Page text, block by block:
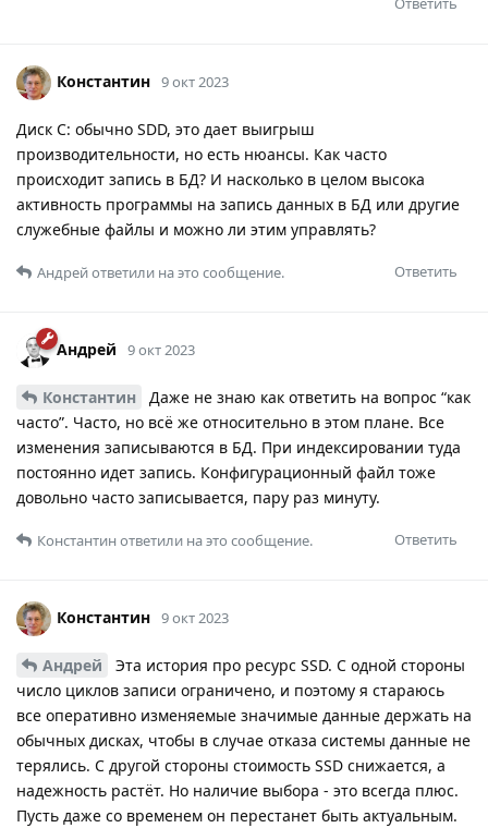
Константин 9 окт 2023
Диск С: обычно SDD, это дает выигрыш
производительности, но есть нюансы. Как часто
происходит запись в БД? И насколько в целом высока
активность программы на запись данных в БД или другие
служебные файлы и можно ли этим управлять?
Ответить
Андрейответили на это сообщение.
Андрей 9 окт 2023
Константин
Даже не знаю как ответить на вопрос “как
часто”. Часто, но всё же относительно в этом плане. Все
изменения записываются в БД. При индексировании туда
постоянно идет запись. Конфигурационный файл тоже
довольно часто записывается, пару раз минуту.
Ответить
Константинответили на это сообщение.
Константин 9 окт 2023
Андрей
Эта история про ресурс SSD. С одной стороны
число циклов записи ограничено, и поэтому я стараюсь
все оперативно изменяемые значимые данные держать на
обычных дисках, чтобы в случае отказа системы данные не
терялись. С другой стороны стоимость SSD снижается, а
надежность растёт. Но наличие выбора - это всегда плюс.
Пусть даже со временем он перестанет быть актуальным.